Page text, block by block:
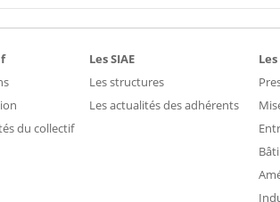
du collectif
Les SIAE
Les structures
Les actualités des adhérents